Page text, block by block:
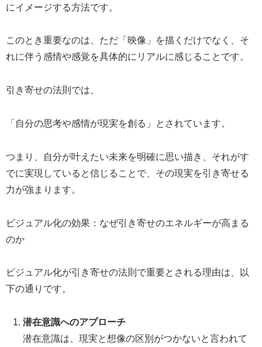
にイメージする方法です。
このとき重要なのは、ただ「映像」を描くだけでなく、そ
れに伴う感情や感覚を具体的にリアルに感じることです。
引き寄せの法則では、
「自分の思考や感情が現実を創る」とされています。
つまり、自分が叶えたい未来を明確に思い描き、それがす
でに実現していると信じることで、その現実を引き寄せる
力が強まります。
ビジュアル化の効果：なぜ引き寄せのエネルギーが高まる
のか
ビジュアル化が引き寄せの法則で重要とされる理由は、以
下の通りです。
潜在意識へのアプローチ
潜在意識は、現実と想像の区別がつかないと言われて